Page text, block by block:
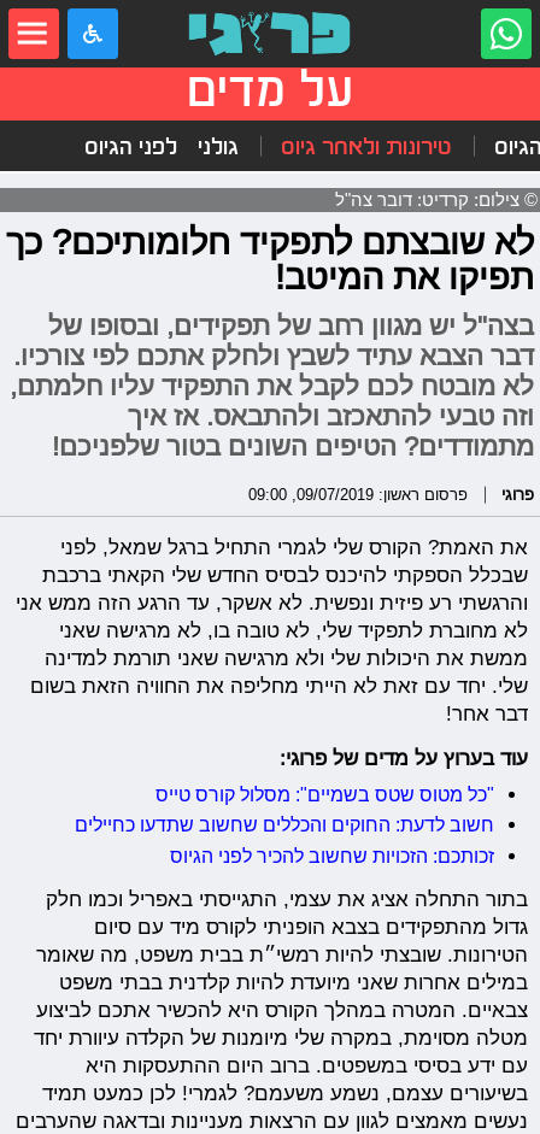
על מדים
טירונות ולאחר גיוס גולני לפני הגיוס
© צילום: קרדיט: דובר צה"ל
לא שובצתם לתפקיד חלומותיכם? כך
תפיקו את המיטב!
בצה"ל יש מגוון רחב של תפקידים, ובסופו של
דבר הצבא עתיד לשבץ ולחלק אתכם לפי צורכיו.
לא מובטח לכם לקבל את התפקיד עליו חלמתם,
וזה טבעי להתאכזב ולהתבאס. אז איך
מתמודדים? הטיפים השונים בטור שלפניכם!
פרוגי פרסום ראשון: 09/07/2019, 09:00
את האמת? הקורס שלי לגמרי התחיל ברגל שמאל, לפני
שבכלל הספקתי להיכנס לבסיס החדש שלי הקאתי ברכבת
והרגשתי רע פיזית ונפשית. לא אשקר, עד הרגע הזה ממש אני
לא מחוברת לתפקיד שלי, לא טובה בו, לא מרגישה שאני
ממשת את היכולות שלי ולא מרגישה שאני תורמת למדינה
שלי. יחד עם זאת לא הייתי מחליפה את החוויה הזאת בשום
דבר אחר!
עוד בערוץ על מדים של פרוגי:
"כל מטוס שטס בשמיים": מסלול קורס טייס
חשוב לדעת: החוקים והכללים שחשוב שתדעו כחיילים
זכותכם: הזכויות שחשוב להכיר לפני הגיוס
בתור התחלה אציג את עצמי, התגייסתי באפריל וכמו חלק
גדול מהתפקידים בצבא הופניתי לקורס מיד עם סיום
הטירונות. שובצתי להיות רמשי״ת בבית משפט, מה שאומר
במילים אחרות שאני מיועדת להיות קלדנית בבתי משפט
צבאיים. המטרה במהלך הקורס היא להכשיר אתכם לביצוע
מטלה מסוימת, במקרה שלי מיומנות של הקלדה עיוורת יחד
עם ידע בסיסי במשפטים. ברוב היום ההתעסקות היא
בשיעורים עצמם, נשמע משעמם? לגמרי! לכן כמעט תמיד
נעשים מאמצים לגוון עם הרצאות מעניינות ובדאגה שהערבים